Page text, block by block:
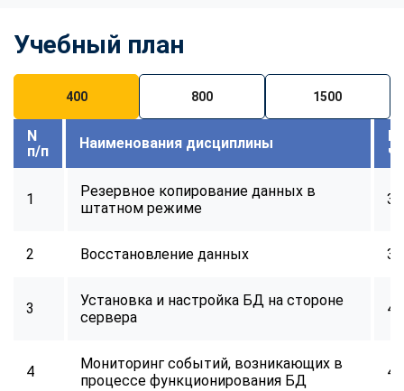
Учебный план
400 800 1500
N
п/п
Наименования дисциплины
1
Резервное копирование данных в
штатном режиме
32
2 Восстановление данных 32
3
Установка и настройка БД на стороне
сервера
40
4
Мониторинг событий, возникающих в
процессе функционирования БД
40
Telegram
Vkontakte
Max